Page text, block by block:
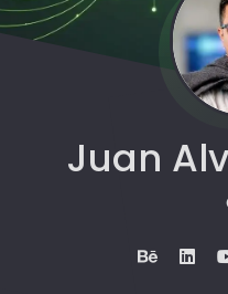
Juan